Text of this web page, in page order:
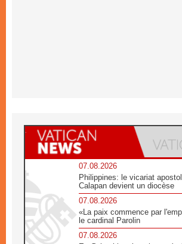
07.08.2026
Philippines: le vicariat
Calapan devient un diocèse
07.08.2026
«La paix commence par
le cardinal Parolin
07.08.2026